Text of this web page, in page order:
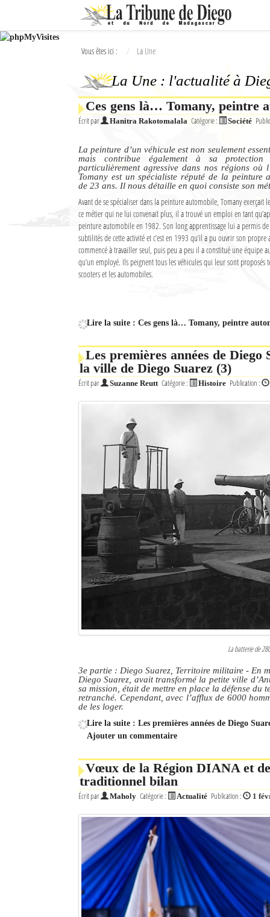
Ok
L'actualité à Diego Suarez
Le Nord de Madagascar
L'actualité du tourisme
Sites touristiques
Diego Suarez Pratique
Les Petites Annonces
La Tribune de Diego en PDF
Connexion
Vous êtes ici : La Une
La Une : l'actualité à
Ces gens là… Tomany, peintre
Écrit par Hanitra Rakotomalala Catégorie : Société
La peinture d’un véhicule est non seulement
mais contribue également à sa
particulièrement agressive dans nos régions où
Tomany est un spécialiste réputé de la peinture
de 23 ans. Il nous détaille en quoi consiste son
Avant de se spécialiser dans la peinture automobile, Tomany exerçait
ce métier qui ne lui convenait plus, il a trouvé un emploi en tant
peinture automobile en 1982. Son long apprentissage lui a permis de
subtilités de cette activité et c’est en 1993 qu’il a pu ouvrir son
commencé à travailler seul, puis peu a peu il a constitué une équipe
qu’un employé. Ils peignent tous les véhicules qui leur sont proposés
scooters et les automobiles.
Lire la suite : Ces gens là… Tomany, peintre
Les premières années de Diego
la ville de Diego Suarez (3)
Écrit par Suzanne Reutt Catégorie : Histoire Publication :
La batterie de
3e partie : Diego Suarez, Territoire militaire - En
Diego Suarez, avait transformé la petite ville
sa mission, était de mettre en place la défense du
retranché. Cependant, avec l’afflux de 6000
de les loger.
Lire la suite : Les premières années de Diego
Ajouter un commentaire
Vœux de la Région DIANA et
traditionnel bilan
Écrit par Maholy Catégorie : Actualité Publication : 1